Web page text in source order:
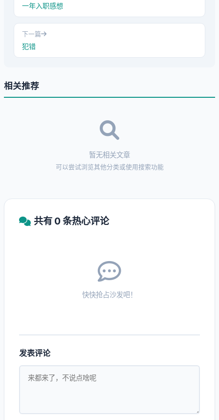
一年入职感想
下一篇
犯错
相关推荐
暂无相关文章
可以尝试浏览其他分类或使用搜索功能
共有 0 条热心评论
快快抢占沙发吧！
发表评论